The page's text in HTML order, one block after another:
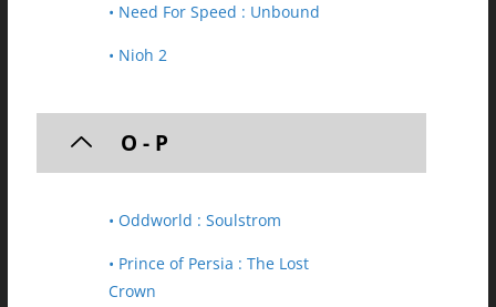
• Need For Speed : Unbound
• Nioh 2
O - P
• Oddworld : Soulstrom
• Prince of Persia : The Lost
Crown